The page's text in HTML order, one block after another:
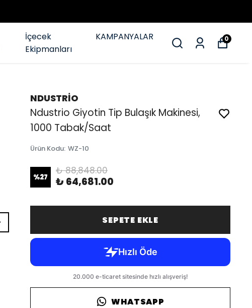
İçecek
Ekipmanları
KAMPANYALAR 0
NDUSTRİO
Ndustrio Giyotin Tip Bulaşık Makinesi,
1000 Tabak/Saat
Ürün Kodu: WZ-10
%27
₺ 88,848.00
₺ 64,681.00
SEPETE EKLE
WHATSAPP